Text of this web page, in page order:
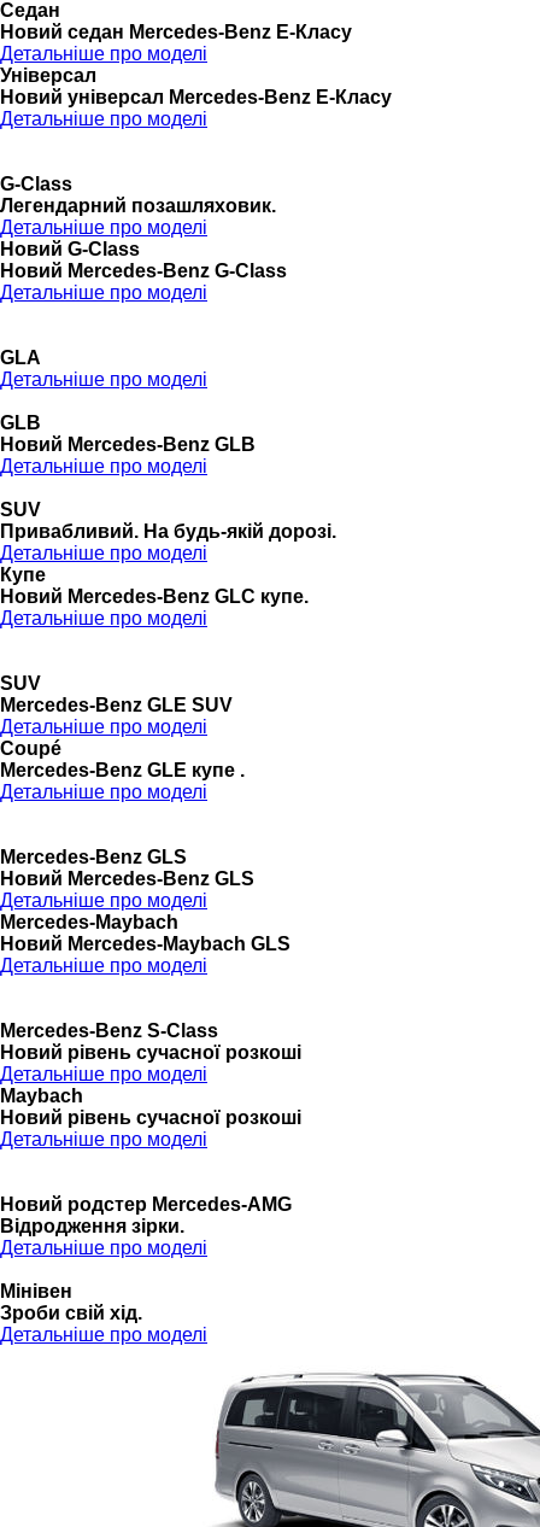
Седан
Новий седан Mercedes-Benz Е-Класу
Детальніше про моделі
Універсал
Новий універсал Mercedes-Benz E-Класу
Детальніше про моделі
G-Class
Легендарний позашляховик.
Детальніше про моделі
Новий G-Class
Новий Mercedes-Benz G-Class
Детальніше про моделі
GLA
Детальніше про моделі
GLB
Новий Mercedes-Benz GLB
Детальніше про моделі
SUV
Привабливий. На будь-якій дорозі.
Детальніше про моделі
Купе
Новий Mercedes-Benz GLС купе.
Детальніше про моделі
SUV
Mercedes-Benz GLE SUV
Детальніше про моделі
Coupé
Mercedes-Benz GLE купе .
Детальніше про моделі
Mercedes-Benz GLS
Новий Mercedes-Benz GLS
Детальніше про моделі
Mercedes-Maybach
Новий Mercedes-Maybach GLS
Детальніше про моделі
Mercedes-Benz S-Class
Новий рівень сучасної розкоші
Детальніше про моделі
Maybach
Новий рівень сучасної розкоші
Детальніше про моделі
Новий родстер Mercedes-AMG
Відродження зірки.
Детальніше про моделі
Мінівен
Зроби свій хід.
Детальніше про моделі